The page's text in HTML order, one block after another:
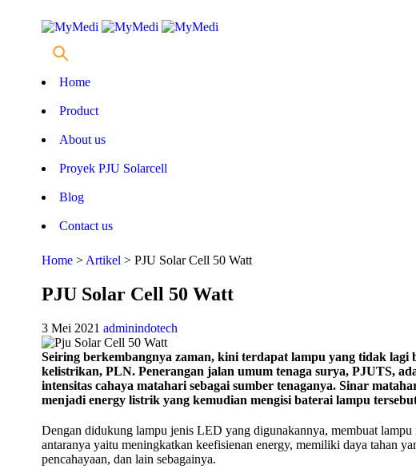
Home
Product
About us
Proyek PJU Solarcell
Blog
Contact us
Home > Artikel > PJU Solar Cell 50 Watt
PJU Solar Cell 50 Watt
3 Mei 2021 adminindotech
Seiring berkembangnya zaman, kini terdapat lampu yang tidak
kelistrikan, PLN. Penerangan jalan umum tenaga surya, PJUTS,
intensitas cahaya matahari sebagai sumber tenaganya. Sinar
menjadi energy listrik yang kemudian mengisi baterai lampu
Dengan didukung lampu jenis LED yang digunakannya, membuat
antaranya yaitu meningkatkan keefisienan energy, memiliki daya tahan
pencahayaan, dan lain sebagainya.